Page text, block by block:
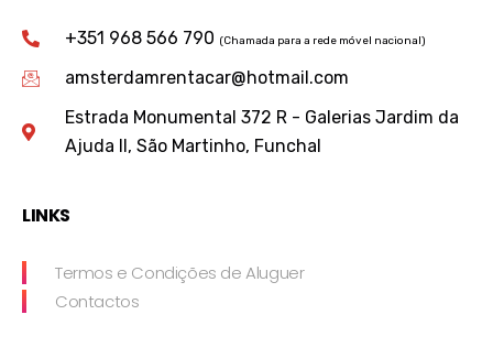
+351 968 566 790 (Chamada para a rede móvel nacional)
amsterdamrentacar@hotmail.com
Estrada Monumental 372 R - Galerias Jardim da
Ajuda II, São Martinho, Funchal
LINKS
Termos e Condições de Aluguer
Contactos